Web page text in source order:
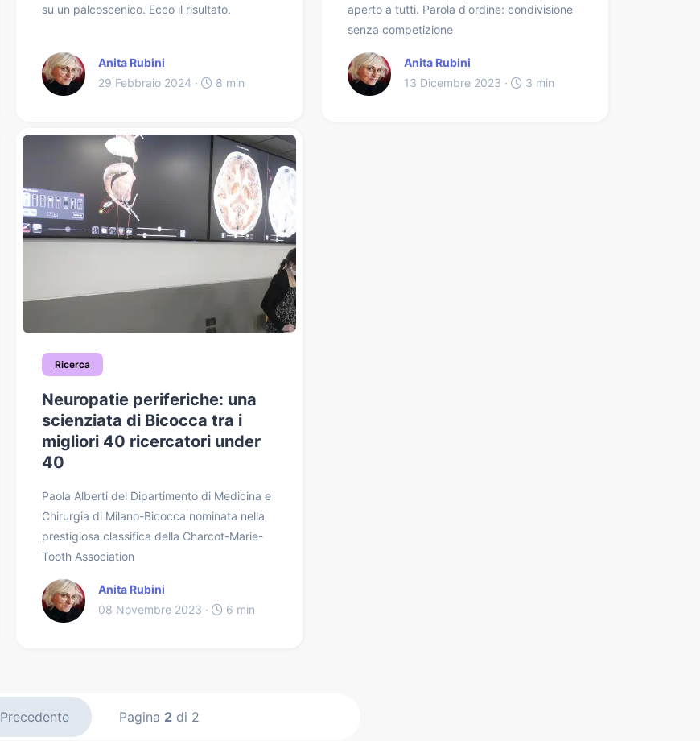
su un palcoscenico. Ecco il risultato.
Anita Rubini
29 Febbraio 2024 ·
8 min
aperto a tutti. Parola d'ordine: condivisione
senza competizione
Anita Rubini
13 Dicembre 2023 ·
3 min
Ricerca
Neuropatie periferiche: una
scienziata di Bicocca tra i
migliori 40 ricercatori under
40
Paola Alberti del Dipartimento di Medicina e
Chirurgia di Milano-Bicocca nominata nella
prestigiosa classifica della Charcot-Marie-
Tooth Association
Anita Rubini
08 Novembre 2023 ·
6 min
Precedente Pagina 2 di 2